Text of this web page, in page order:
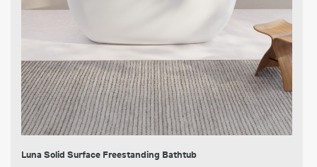
Luna Solid Surface Freestanding Bathtub